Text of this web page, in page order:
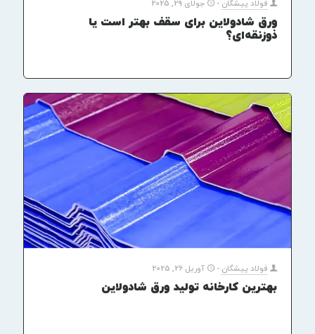
فولاد پیشگان - جولای 29, 2025
ورق شادولاین برای سقف بهتر است یا
ذوزنقه‌ای؟
فولاد پیشگان - آوریل 26, 2025
بهترین کارخانه تولید ورق شادولاین